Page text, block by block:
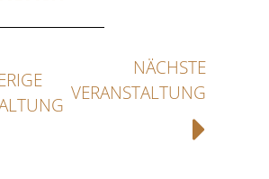
NÄCHSTE
VERANSTALTUNG